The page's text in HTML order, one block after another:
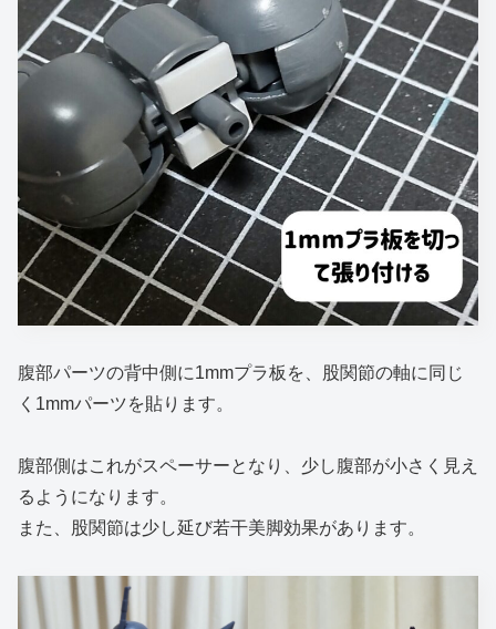
腹部パーツの背中側に1mmプラ板を、股関節の軸に同じ
く1mmパーツを貼ります。
腹部側はこれがスペーサーとなり、少し腹部が小さく見え
るようになります。
また、股関節は少し延び若干美脚効果があります。